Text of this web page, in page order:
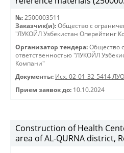
№: 2500003511
Заказчик(и): Общество с
"ЛУКОЙЛ Узбекистан Оперейтинг
Организатор тендера: Общество
ответственностью "ЛУКОЙЛ
Компани"
Документы: Исх. 02-01-32-5414
Прием заявок до: 10.10.2024
Construction of Health
area of AL-QURNA district,